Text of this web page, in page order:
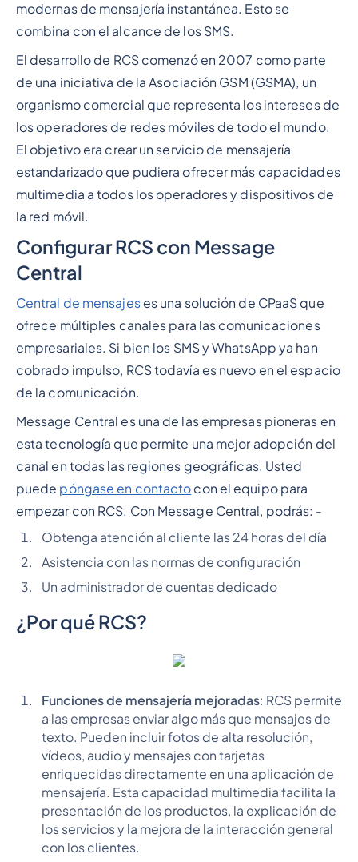
modernas de mensajería instantánea. Esto se
combina con el alcance de los SMS.
El desarrollo de RCS comenzó en 2007 como parte
de una iniciativa de la Asociación GSM (GSMA), un
organismo comercial que representa los intereses de
los operadores de redes móviles de todo el mundo.
El objetivo era crear un servicio de mensajería
estandarizado que pudiera ofrecer más capacidades
multimedia a todos los operadores y dispositivos de
la red móvil.
Configurar RCS con Message
Central
Central de mensajeses una solución de CPaaS que
ofrece múltiples canales para las comunicaciones
empresariales. Si bien los SMS y WhatsApp ya han
cobrado impulso, RCS todavía es nuevo en el espacio
de la comunicación.
Message Central es una de las empresas pioneras en
esta tecnología que permite una mejor adopción del
canal en todas las regiones geográficas. Usted
puede póngase en contacto con el equipo para
empezar con RCS. Con Message Central, podrás: -
Obtenga atención al cliente las 24 horas del día
Asistencia con las normas de configuración
Un administrador de cuentas dedicado
¿Por qué RCS?
Funciones de mensajería mejoradas: RCS permite
a las empresas enviar algo más que mensajes de
texto. Pueden incluir fotos de alta resolución,
vídeos, audio y mensajes con tarjetas
enriquecidas directamente en una aplicación de
mensajería. Esta capacidad multimedia facilita la
presentación de los productos, la explicación de
los servicios y la mejora de la interacción general
con los clientes.